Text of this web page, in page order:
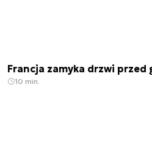
Francja zamyka drzwi przed
10 min.